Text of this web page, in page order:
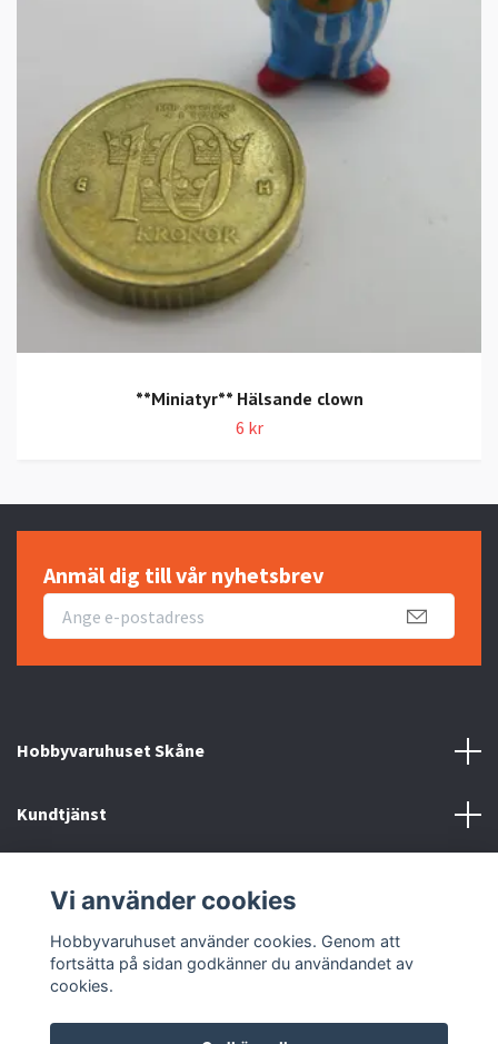
**Miniatyr** Hälsande clown
6 kr
Anmäl dig till vår nyhetsbrev
Hobbyvaruhuset Skåne
Kundtjänst
Sociala medier
Vi använder cookies
Hobbyvaruhuset använder cookies. Genom att
fortsätta på sidan godkänner du användandet av
cookies.